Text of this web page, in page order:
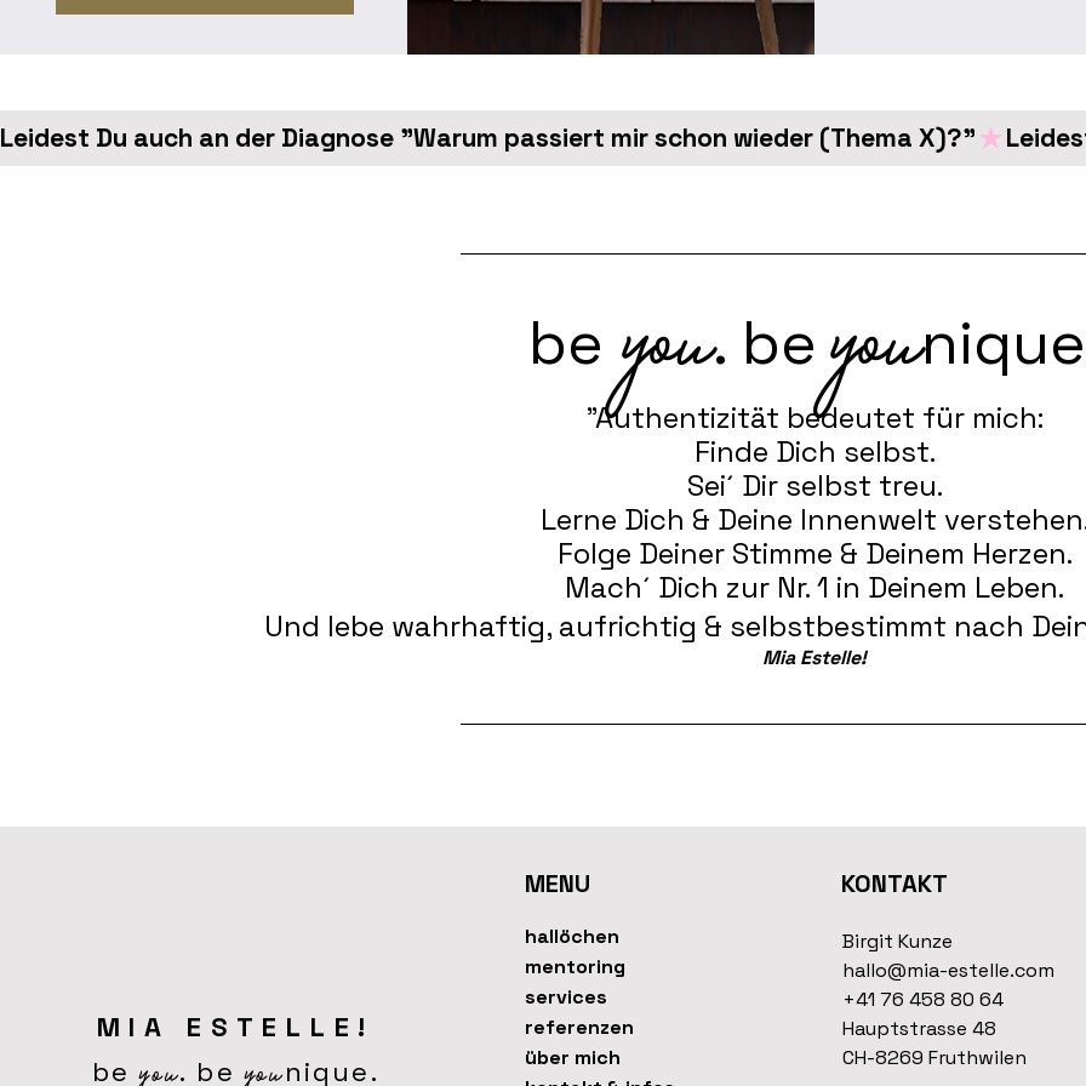
Leidest Du auch an der Diagnose "Warum passiert mir schon wieder (Thema X)?"
be you. beyou
"Authentizität bedeutet für mich:
Finde Dich selbst.
Sei´ Dir selbst treu.
Lerne Dich & Deine Innenwelt
Folge Deiner Stimme & Deinem Herzen.
Mach´ Dich zur Nr. 1 in Deinem Leben.
Und lebe wahrhaftig, aufrichtig & selbstbestimmt nach
Mia Estelle!
MIA ESTELLE!
beyou. beyounique.
MENU
hallöchen
mentoring
services
referenzen
über mich
KONTAKT
Birgit Kunze
hallo@mia-estelle.com
+41 76 458 80 64
Hauptstrasse 48
CH-8269 Fruthwilen